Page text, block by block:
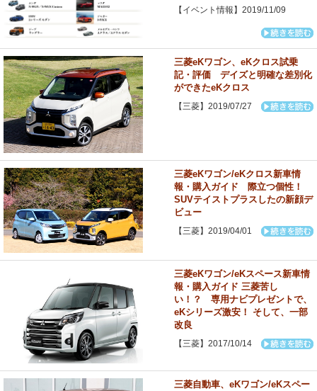
【イベント情報】2019/11/09
三菱eKワゴン、eKクロス試乗
記・評価 デイズと明確な差別化
ができたeKクロス
【三菱】2019/07/27
三菱eKワゴン/eKクロス新車情
報・購入ガイド 際立つ個性！
SUVテイストプラスしたの新顔デ
ビュー
【三菱】2019/04/01
三菱eKワゴン/eKスペース新車情
報・購入ガイド 三菱苦し
い！？ 専用ナビプレゼントで、
eKシリーズ激安！ そして、一部
改良
【三菱】2017/10/14
三菱自動車、eKワゴン/eKスペー